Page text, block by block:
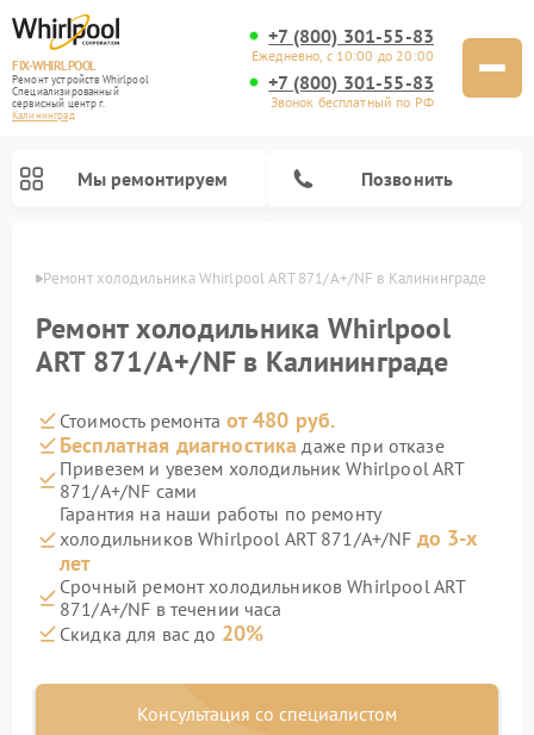
FIX-WHIRLPOOL
Ремонт устройств Whirlpool
Специализированный
cервисный центр г.
Калининград
+7 (800) 301-55-83
Ежедневно, с 10:00 до 20:00
+7 (800) 301-55-83
Звонок бесплатный по РФ
Мы ремонтируем Позвонить
Ремонт холодильника Whirlpool ART 871/A+/NF в Калининграде
Ремонт холодильника Whirlpool
ART 871/A+/NF в Калининграде
Стоимость ремонта от 480 руб.
Бесплатная диагностика даже при отказе
Привезем и увезем холодильник Whirlpool ART
871/A+/NF сами
Гарантия на наши работы по ремонту
холодильников Whirlpool ART 871/A+/NF до 3-х
лет
Срочный ремонт холодильников Whirlpool ART
871/A+/NF в течении часа
Скидка для вас до 20%
Консультация со специалистом